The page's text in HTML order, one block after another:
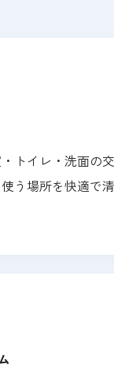
トイレ・洗面の
う場所を快適で